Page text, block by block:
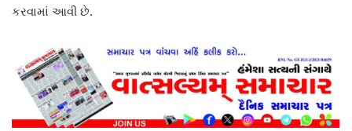
કરવામાં આવી છે.